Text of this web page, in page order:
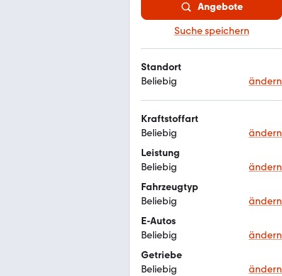
Angebote
Suche speichern
Standort
Beliebig
ändern
Kraftstoffart
Beliebig
ändern
Leistung
Beliebig
ändern
Fahrzeugtyp
Beliebig
ändern
E-Autos
Beliebig
ändern
Getriebe
Beliebig
ändern